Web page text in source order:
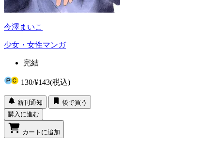
今澤まいこ
少女・女性マンガ
完結
130/¥143(税込)
新刊通知
後で買う
購入に進む
カートに追加